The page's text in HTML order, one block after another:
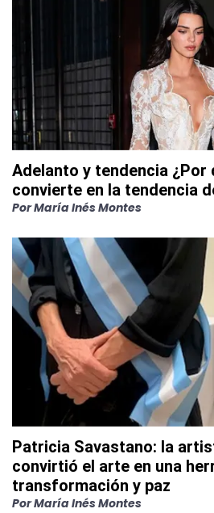
Adelanto y tendencia ¿Por
convierte en la tendencia
PorMaría Inés Montes
Patricia Savastano: la
convirtió el arte en una
transformación y paz
PorMaría Inés Montes